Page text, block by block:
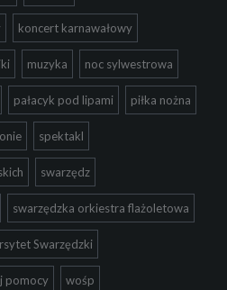
koncert karnawałowy
muzyka noc sylwestrowa
pałacyk pod lipami piłka nożna
spektakl
swarzędz
swarzędzka orkiestra flażoletowa
Swarzędzki
pomocy wośp